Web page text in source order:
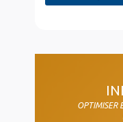
OPTIMISER